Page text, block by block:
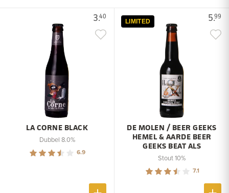
3.40
LA CORNE BLACK
Dubbel 8.0%
6.9
5.99
LIMITED
DE MOLEN / BEER GEEKS
HEMEL & AARDE BEER
GEEKS BEAT ALS
Stout 10%
7.1